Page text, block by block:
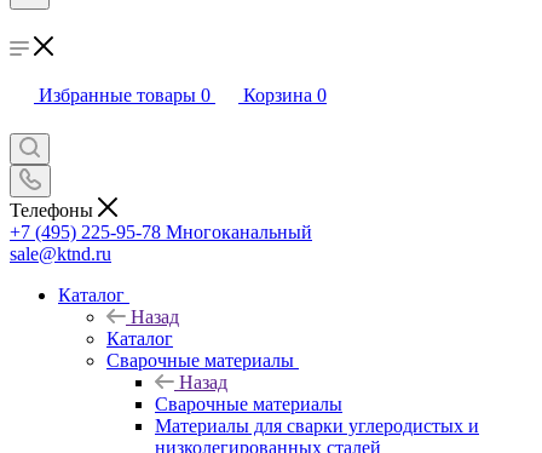
Избранные товары 0 Корзина 0
Телефоны
+7 (495) 225-95-78 Многоканальный
sale@ktnd.ru
Каталог
Назад
Каталог
Сварочные материалы
Назад
Сварочные материалы
Материалы для сварки углеродистых и
низколегированных сталей